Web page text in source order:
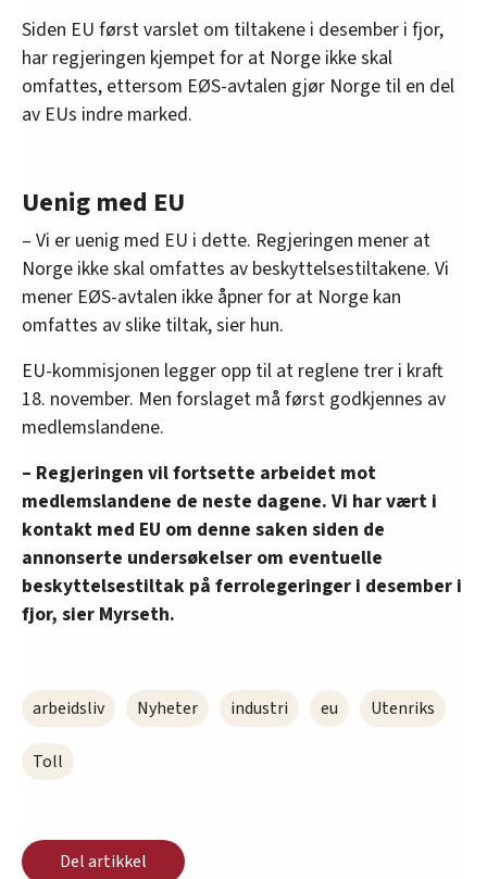
Siden EU først varslet om tiltakene i desember i fjor,
har regjeringen kjempet for at Norge ikke skal
omfattes, ettersom EØS-avtalen gjør Norge til en del
av EUs indre marked.
Uenig med EU
– Vi er uenig med EU i dette. Regjeringen mener at
Norge ikke skal omfattes av beskyttelsestiltakene. Vi
mener EØS-avtalen ikke åpner for at Norge kan
omfattes av slike tiltak, sier hun.
EU-kommisjonen legger opp til at reglene trer i kraft
18. november. Men forslaget må først godkjennes av
medlemslandene.
– Regjeringen vil fortsette arbeidet mot
medlemslandene de neste dagene. Vi har vært i
kontakt med EU om denne saken siden de
annonserte undersøkelser om eventuelle
beskyttelsestiltak på ferrolegeringer i desember i
fjor, sier Myrseth.
arbeidsliv Nyheter industri eu Utenriks
Toll
Del artikkel